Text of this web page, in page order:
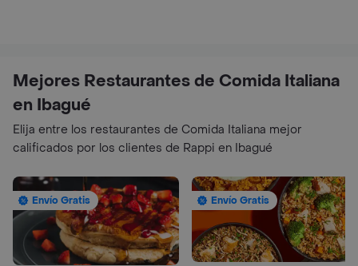
Mejores Restaurantes de Comida Italiana
en Ibagué
Elija entre los restaurantes de Comida Italiana mejor
calificados por los clientes de Rappi en Ibagué
Envío Gratis Envío Gratis